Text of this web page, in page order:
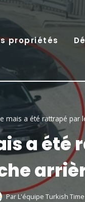
propriétés
mais a été rattrapé
a été
ParL'équipe Turkish Time